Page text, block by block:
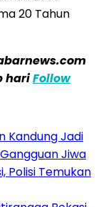
20 Tahun
hariFollow
Kandung Jadi
Jiwa
Polisi Temukan